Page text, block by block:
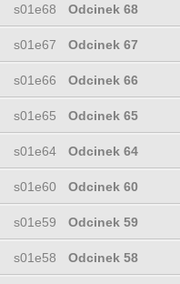
s01e68 Odcinek 68
s01e67 Odcinek 67
s01e66 Odcinek 66
s01e65 Odcinek 65
s01e64 Odcinek 64
s01e60 Odcinek 60
s01e59 Odcinek 59
s01e58 Odcinek 58